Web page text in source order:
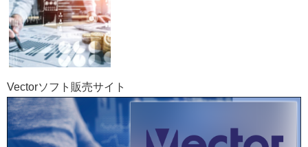
Vectorソフト販売サイト